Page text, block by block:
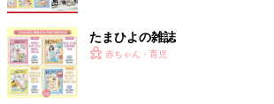
たまひよの雑誌
赤ちゃん・育児